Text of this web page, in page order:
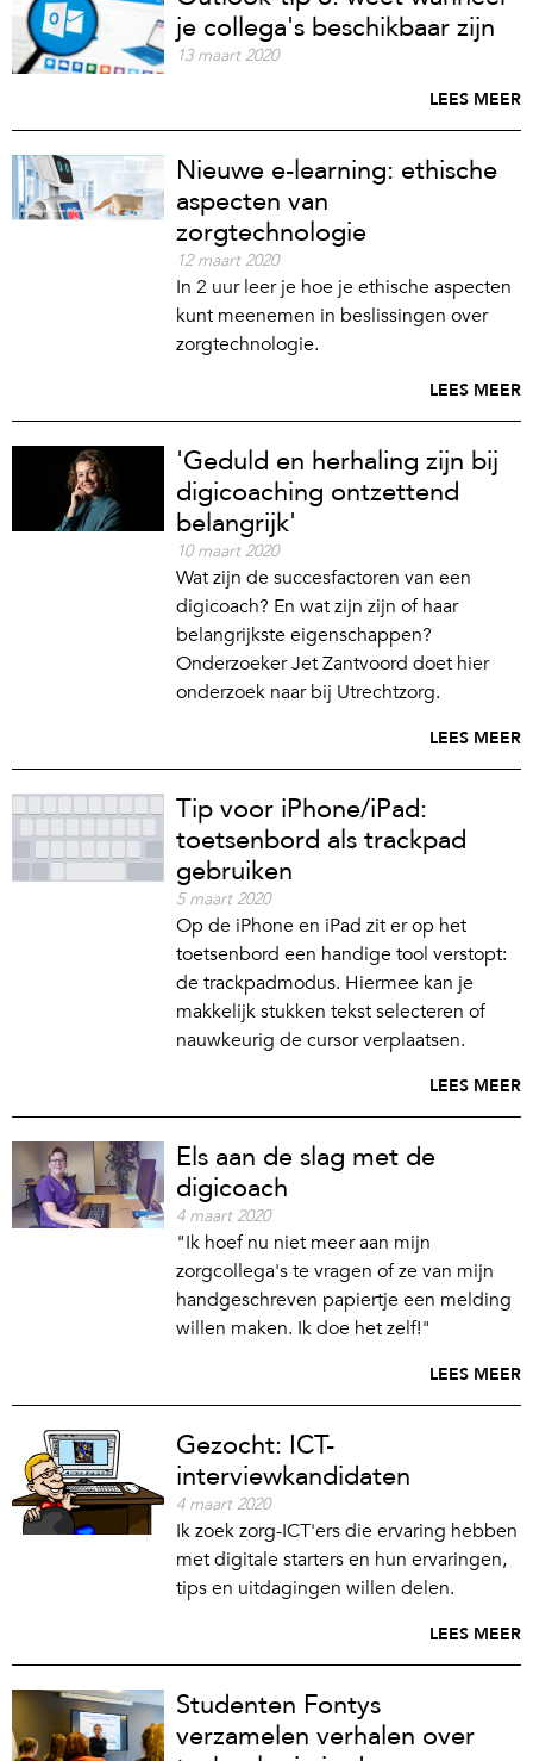
je collega's beschikbaar zijn
13 maart 2020
LEES MEER
Nieuwe e-learning: ethische
aspecten van
zorgtechnologie
12 maart 2020
In 2 uur leer je hoe je ethische aspecten
kunt meenemen in beslissingen over
zorgtechnologie.
LEES MEER
'Geduld en herhaling zijn bij
digicoaching ontzettend
belangrijk'
10 maart 2020
Wat zijn de succesfactoren van een
digicoach? En wat zijn zijn of haar
belangrijkste eigenschappen?
Onderzoeker Jet Zantvoord doet hier
onderzoek naar bij Utrechtzorg.
LEES MEER
Tip voor iPhone/iPad:
toetsenbord als trackpad
gebruiken
5 maart 2020
Op de iPhone en iPad zit er op het
toetsenbord een handige tool verstopt:
de trackpadmodus. Hiermee kan je
makkelijk stukken tekst selecteren of
nauwkeurig de cursor verplaatsen.
LEES MEER
Els aan de slag met de
digicoach
4 maart 2020
"Ik hoef nu niet meer aan mijn
zorgcollega's te vragen of ze van mijn
handgeschreven papiertje een melding
willen maken. Ik doe het zelf!"
LEES MEER
Gezocht: ICT-
interviewkandidaten
4 maart 2020
Ik zoek zorg-ICT'ers die ervaring hebben
met digitale starters en hun ervaringen,
tips en uitdagingen willen delen.
LEES MEER
Studenten Fontys
verzamelen verhalen over